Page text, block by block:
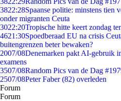
3822:28Spaanse politie: minstens tien
onder migranten Ceuta
3022:20Tropische hitte keert zondag
4621:30Spoedberaad EU na crisis
buitengrenzen beter bewaken?
2007/08Denemarken pakt AI-gebruik
examens
3507/08Random Pics van de Dag
2507/08Peter Faber (82) overleden
Forum
Forum